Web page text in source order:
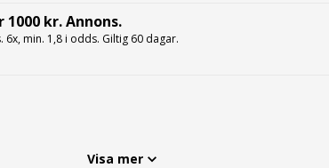
kr. Annons.
min. 1,8 i odds. Giltig 60 dagar.
Visa mer